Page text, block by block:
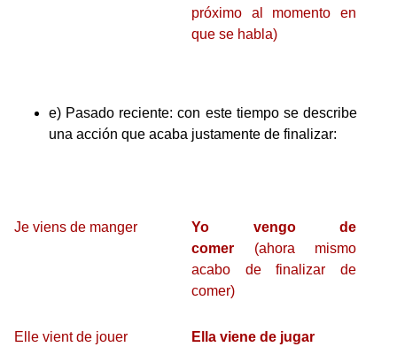
próximo al momento en
que se habla)
e) Pasado reciente: con este tiempo se describe
una acción que acaba justamente de finalizar:
Je viens de manger
Yo vengo de
comer (ahora mismo
acabo de finalizar de
comer)
Elle vient de jouer Ella viene de jugar